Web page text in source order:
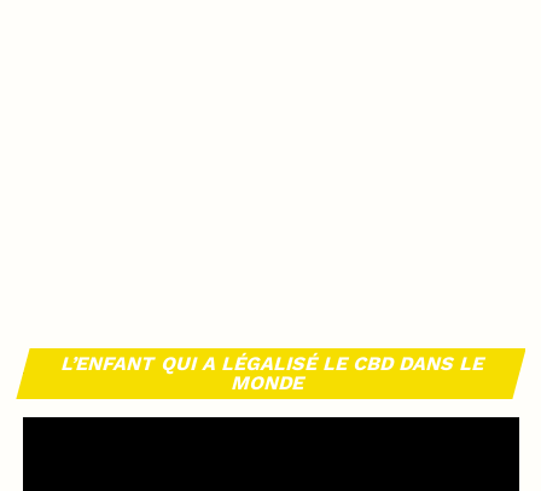
L’ENFANT QUI A LÉGALISÉ LE CBD DANS LE
MONDE